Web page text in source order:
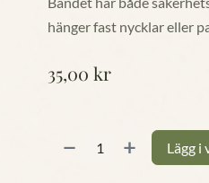
hänger fast nycklar eller
35,00 kr
Lägg i